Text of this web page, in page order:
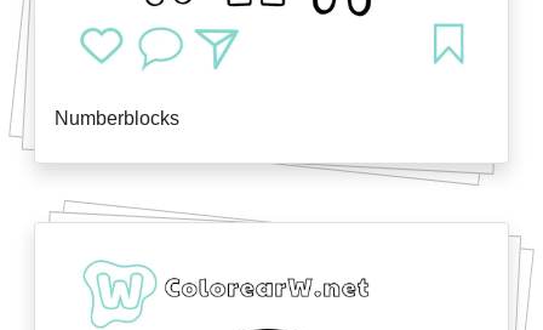
Numberblocks